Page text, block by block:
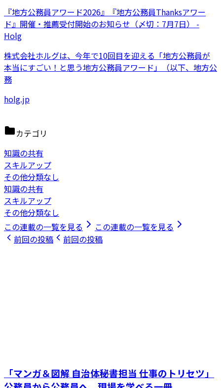
『地方公務員アワード2026』『地方公務員Thanksアワー
ド』開催・推薦受付開始のお知らせ（〆切：7月7日） -
Holg
株式会社ホルグは、今年で10回目を迎える「地方公務員が
本当にすごい！と思う地方公務員アワード」（以下、地方公
務
holg.jp
カテゴリ
知識の共有
スキルアップ
その他分類なし
知識の共有
スキルアップ
その他分類なし
この連載の一覧を見る
この連載の一覧を見る
前回の投稿
前回の投稿
「マンガ＆図解 自治体秘書担当 仕事のトリセツ」